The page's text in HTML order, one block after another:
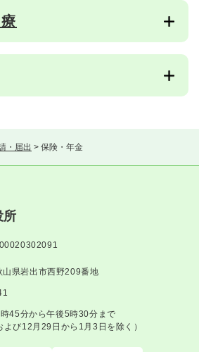
・届出 > 保険・年金
所
県岩出市西野209番地
45分から午後5時30分まで
よび12月29日から1月3日を除く）